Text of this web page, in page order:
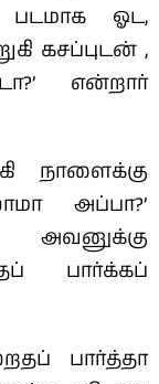
ஓட,
கசப்புடன் ,
என்றார்
நாளைக்கு
அப்பா?’
அவனுக்கு
பார்க்கப்
பார்த்தா